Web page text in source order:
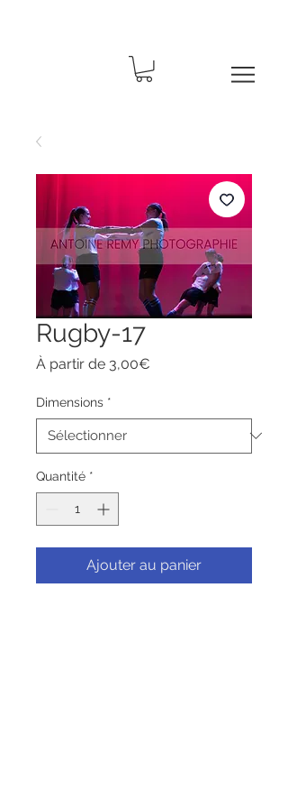
Rugby-17
À partir de 3,00€
Dimensions *
Quantité *
Ajouter au panier